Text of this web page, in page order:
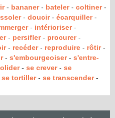
- bananer- bateler- coltiner-
- doucir- écarquiller-
- intérioriser-
- persifler- procurer-
- recéder- reproduire - rôtir-
- s'embourgeoiser- s'entre-
- se crever- se
se tortiller- se transcender-